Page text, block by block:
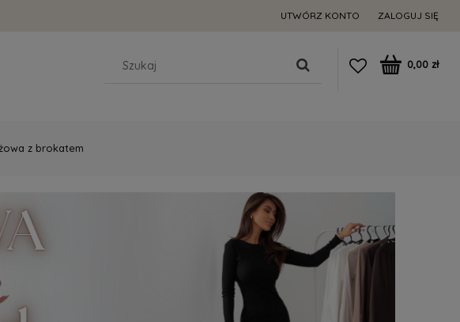
UTWÓRZ KONTO ZALOGUJ SIĘ
0,00 zł
z brokatem